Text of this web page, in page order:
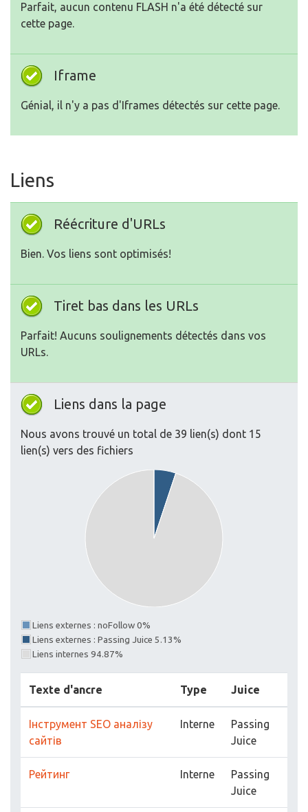
Parfait, aucun contenu FLASH n'a été détecté sur
cette page.
Iframe
Génial, il n'y a pas d'Iframes détectés sur cette page.
Liens
Réécriture d'URLs
Bien. Vos liens sont optimisés!
Tiret bas dans les URLs
Parfait! Aucuns soulignements détectés dans vos
URLs.
Liens dans la page
Nous avons trouvé un total de 39 lien(s) dont 15
lien(s) vers des fichiers
Liens externes : noFollow 0%
Liens externes : Passing Juice 5.13%
Liens internes 94.87%
Texte d'ancre Type Juice
Інструмент SEO аналізу
сайтів
Interne
Passing
Juice
Рейтинг Interne
Passing
Juice